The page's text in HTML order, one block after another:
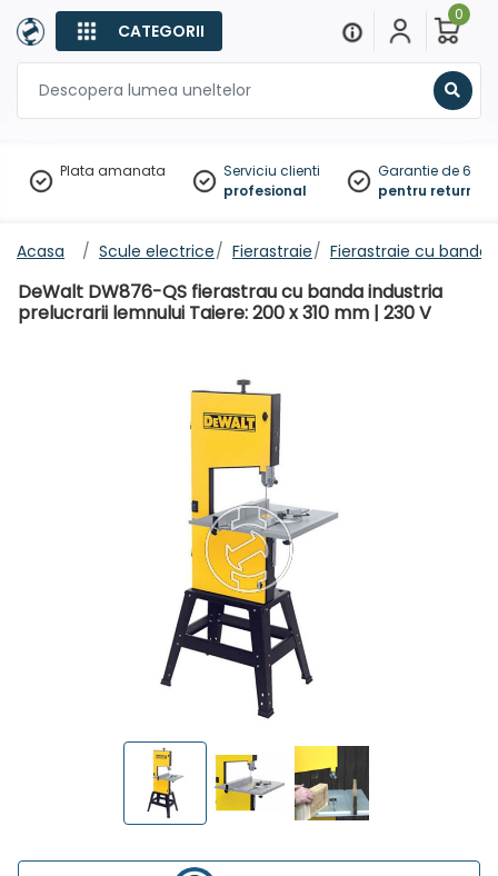
CATEGORII
0
Plata amanata
Serviciu clienti
profesional
Garantie de 60
pentru
Acasa Scule electrice Fierastraie Fierastraie cu banda
DeWalt DW876-QS fierastrau cu banda industria
prelucrarii lemnului Taiere: 200 x 310 mm | 230 V